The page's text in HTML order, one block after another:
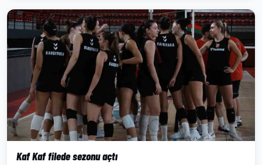
Kaf Kaf filede sezonu açtı